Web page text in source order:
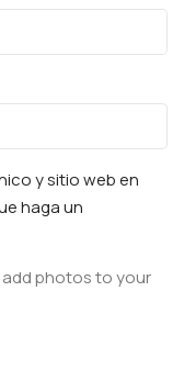
y sitio web en
haga un
add photos to your